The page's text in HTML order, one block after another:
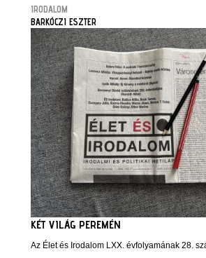
IRODALOM
BARKÓCZI ESZTER
KÉT VILÁG PEREMÉN
Az Élet és Irodalom LXX. évfolyamának 28.